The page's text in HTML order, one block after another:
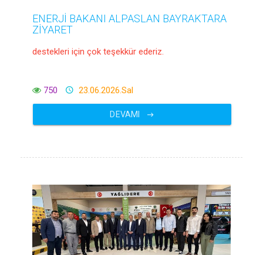
ENERJİ BAKANI ALPASLAN BAYRAKTARA
ZİYARET
destekleri için çok teşekkür ederiz.
750 23.06.2026.Sal
DEVAMI